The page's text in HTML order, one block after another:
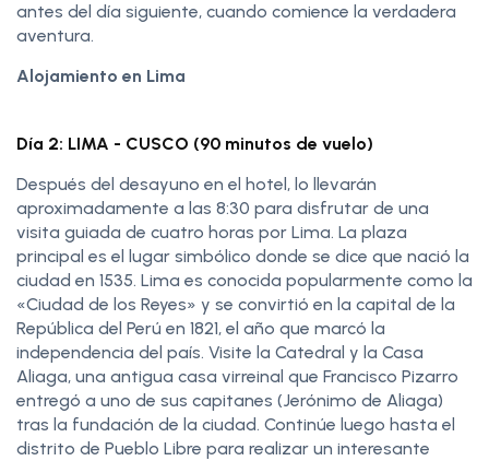
antes del día siguiente, cuando comience la verdadera
aventura.
Alojamiento en Lima
Día 2: LIMA - CUSCO (90 minutos de vuelo)
Después del desayuno en el hotel, lo llevarán
aproximadamente a las 8:30 para disfrutar de una
visita guiada de cuatro horas por Lima. La plaza
principal es el lugar simbólico donde se dice que nació la
ciudad en 1535. Lima es conocida popularmente como la
«Ciudad de los Reyes» y se convirtió en la capital de la
República del Perú en 1821, el año que marcó la
independencia del país. Visite la Catedral y la Casa
Aliaga, una antigua casa virreinal que Francisco Pizarro
entregó a uno de sus capitanes (Jerónimo de Aliaga)
tras la fundación de la ciudad. Continúe luego hasta el
distrito de Pueblo Libre para realizar un interesante